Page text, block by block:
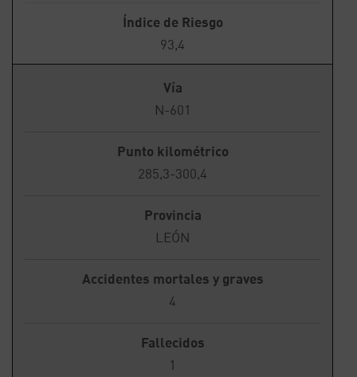
Índice de Riesgo
93,4
Vía
N-601
Punto kilométrico
285,3-300,4
Provincia
LEÓN
Accidentes mortales y graves
4
Fallecidos
1